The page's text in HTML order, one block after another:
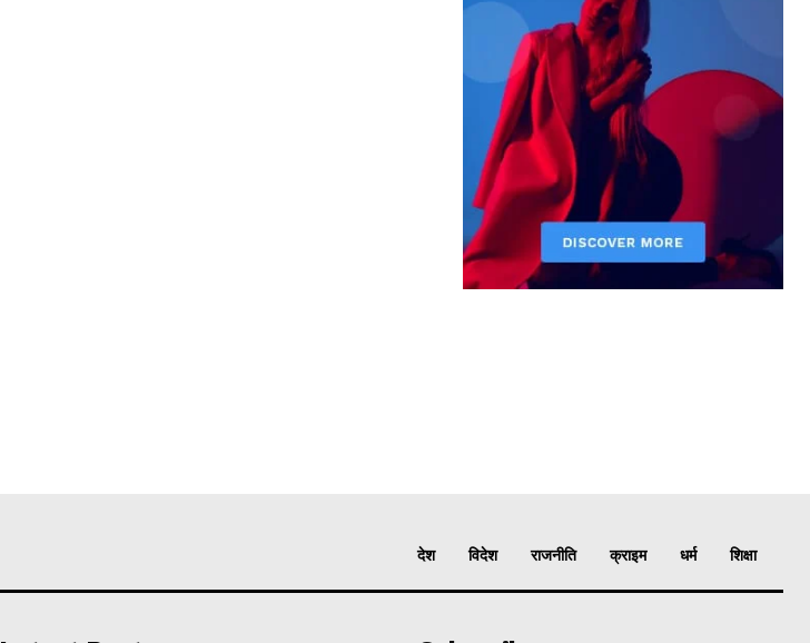
देश विदेश राजनीति क्राइम धर्म शिक्षा